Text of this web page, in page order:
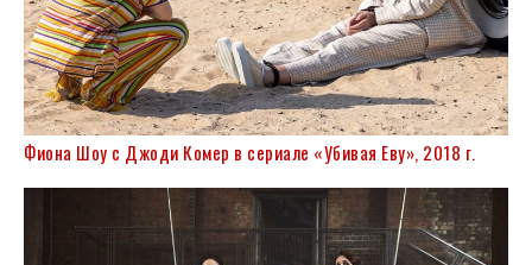
Фиона Шоу с Джоди Комер в сериале «Убивая Еву», 2018 г.